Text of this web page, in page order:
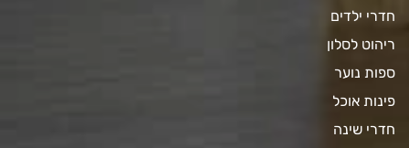
חדרי ילדים
ריהוט לסלון
ספות נוער
פינות אוכל
חדרי שינה